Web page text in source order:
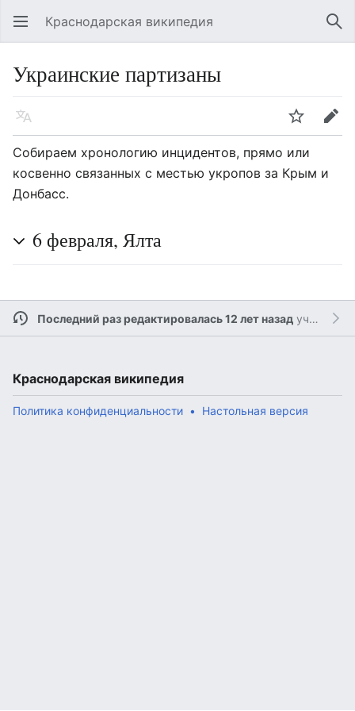
Открыть главное меню Краснодарская википедия
Украинские партизаны
Язык Следить
Собираем хронологию инцидентов, прямо или
косвенно связанных с местью укропов за Крым и
Донбасс.
6 февраля, Ялта
Последний раз редактировалась 12 лет назадучастником
Краснодарская википедия
Политика конфиденциальности Настольная версия